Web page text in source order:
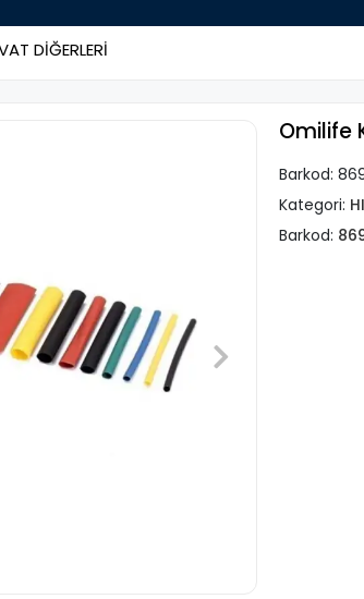
DİĞERLERİ
Omilife
Barkod:
Kategori:
Barkod: